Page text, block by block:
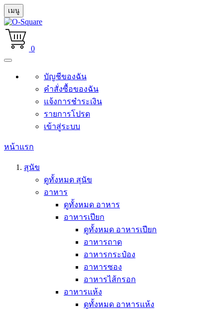
เมนู
0
บัญชีของฉัน
คำสั่งซื้อของฉัน
แจ้งการชำระเงิน
รายการโปรด
เข้าสู่ระบบ
หน้าแรก
สุนัข
ดูทั้งหมด สุนัข
อาหาร
ดูทั้งหมด อาหาร
อาหารเปียก
ดูทั้งหมด อาหารเปียก
อาหารถาด
อาหารกระป๋อง
อาหารซอง
อาหารไส้กรอก
อาหารแห้ง
ดูทั้งหมด อาหารแห้ง